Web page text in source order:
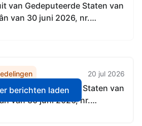
van Gedeputeerde Staten van
van 30 juni 2026, nr.
2026
20 jul 2026
van Gedeputeerde Staten van
van 30 juni 2026, nr.
berichten laden